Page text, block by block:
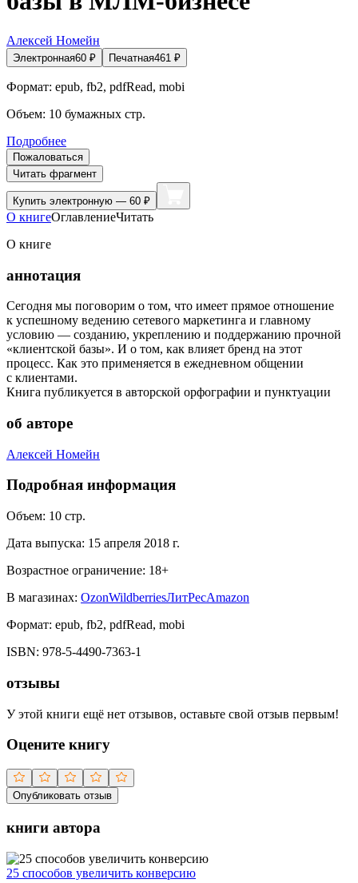
Алексей Номейн
Электронная60 ₽ Печатная461 ₽
Формат: epub, fb2, pdfRead, mobi
Объем: 10 бумажных стр.
Подробнее
Пожаловаться
Читать фрагмент
Купить электронную — 60 ₽
О книгеОглавлениеЧитать
О книге
аннотация
Сегодня мы поговорим о том, что имеет прямое отношение
к успешному ведению сетевого маркетинга и главному
условию — созданию, укреплению и поддержанию прочной
«клиентской базы». И о том, как влияет бренд на этот
процесс. Как это применяется в ежедневном общении
с клиентами.
Книга публикуется в авторской орфографии и пунктуации
об авторе
Алексей Номейн
Подробная информация
Объем: 10 стр.
Дата выпуска: 15 апреля 2018 г.
Возрастное ограничение: 18+
В магазинах: OzonWildberriesЛитРесAmazon
Формат: epub, fb2, pdfRead, mobi
ISBN: 978-5-4490-7363-1
отзывы
У этой книги ещё нет отзывов, оставьте свой отзыв первым!
Оцените книгу
Опубликовать отзыв
книги автора
25 способов увеличить конверсию